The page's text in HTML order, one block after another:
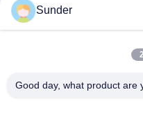
le tissu de jouet de la
textile de peluche a tricoté
tissu de la peluche
Sunder
Good day, what product are